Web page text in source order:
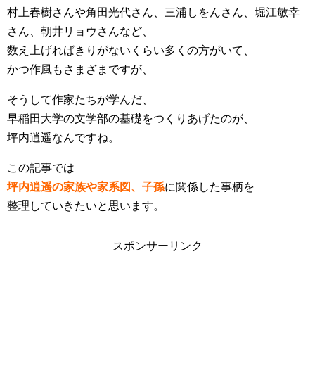
村上春樹さんや角田光代さん、三浦しをんさん、堀江敏幸
さん、朝井リョウさんなど、
数え上げればきりがないくらい多くの方がいて、
かつ作風もさまざまですが、
そうして作家たちが学んだ、
早稲田大学の文学部の基礎をつくりあげたのが、
坪内逍遥なんですね。
この記事では
坪内逍遥の家族や家系図、子孫に関係した事柄を
整理していきたいと思います。
スポンサーリンク